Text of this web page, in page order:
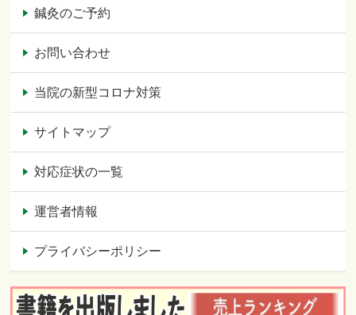
鍼灸のご予約
お問い合わせ
当院の新型コロナ対策
サイトマップ
対応症状の一覧
運営者情報
プライバシーポリシー